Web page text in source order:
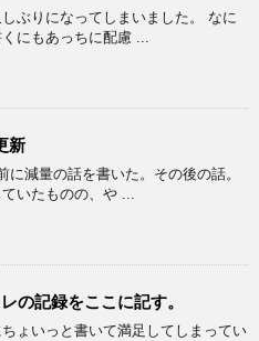
ぶりになってしまいました。 なに
にもあっちに配慮 ...
新
に減量の話を書いた。その後の話。
いたものの、や ...
の記録をここに記す。
ょいっと書いて満足してしまってい